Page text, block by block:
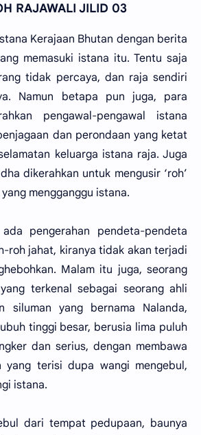
RAJAWALI JILID 03
Kerajaan Bhutan dengan berita
memasuki istana itu. Tentu saja
tidak percaya, dan raja sendiri
Namun betapa pun juga, para
pengawal-pengawal istana
dan perondaan yang ketat
keluarga istana raja. Juga
dikerahkan untuk mengusir ‘roh’
mengganggu istana.
pengerahan pendeta-pendeta
roh jahat, kiranya tidak akan terjadi
Malam itu juga, seorang
terkenal sebagai seorang ahli
siluman yang bernama Nalanda,
tinggi besar, berusia lima puluh
dan serius, dengan membawa
yang terisi dupa wangi mengebul,
istana.
dari tempat pedupaan, baunya